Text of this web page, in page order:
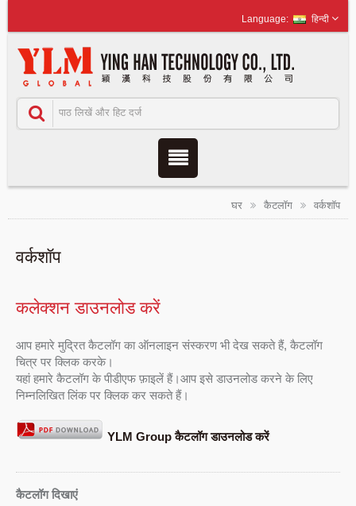
हिन्दी
घर कैटलॉग वर्कशॉप
वर्कशॉप
कलेक्शन डाउनलोड करें
आप हमारे मुद्रित कैटलॉग का ऑनलाइन संस्करण भी देख सकते हैं, कैटलॉग
चित्र पर क्लिक करके।
यहां हमारे कैटलॉग के पीडीएफ फ़ाइलें हैं।आप इसे डाउनलोड करने के लिए
निम्नलिखित लिंक पर क्लिक कर सकते हैं।
YLM Group कैटलॉग डाउनलोड करें
कैटलॉग दिखाएं